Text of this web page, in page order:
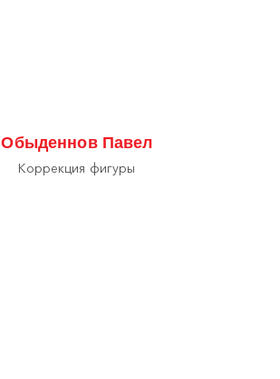
Обыденнов Павел
Коррекция фигуры